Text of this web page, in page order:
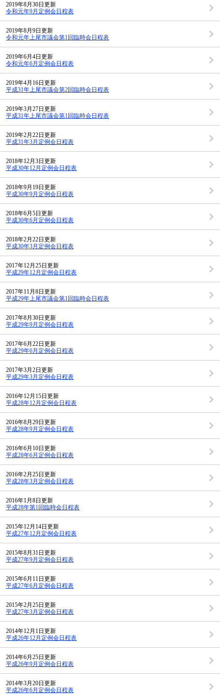
2019年8月30日更新
令和元年9月定例会日程表
2019年8月9日更新
令和元年上尾市議会第1回臨時会日程表
2019年6月4日更新
令和元年6月定例会日程表
2019年4月16日更新
平成31年上尾市議会第2回臨時会日程表
2019年3月27日更新
平成31年上尾市議会第1回臨時会日程表
2019年2月22日更新
平成31年3月定例会日程表
2018年12月3日更新
平成30年12月定例会日程表
2018年9月19日更新
平成30年9月定例会日程表
2018年6月5日更新
平成30年6月定例会日程表
2018年2月22日更新
平成30年3月定例会日程表
2017年12月25日更新
平成29年12月定例会日程表
2017年11月8日更新
平成29年上尾市議会第1回臨時会日程表
2017年8月30日更新
平成29年9月定例会日程表
2017年6月22日更新
平成29年6月定例会日程表
2017年3月2日更新
平成29年3月定例会日程表
2016年12月15日更新
平成28年12月定例会日程表
2016年8月29日更新
平成28年9月定例会日程表
2016年6月10日更新
平成28年6月定例会日程表
2016年2月25日更新
平成28年3月定例会日程表
2016年1月8日更新
平成28年第1回臨時会日程表
2015年12月14日更新
平成27年12月定例会日程表
2015年8月31日更新
平成27年9月定例会日程表
2015年6月11日更新
平成27年6月定例会日程表
2015年2月25日更新
平成27年3月定例会日程表
2014年12月1日更新
平成26年12月定例会日程表
2014年6月25日更新
平成26年9月定例会日程表
2014年3月20日更新
平成26年6月定例会日程表